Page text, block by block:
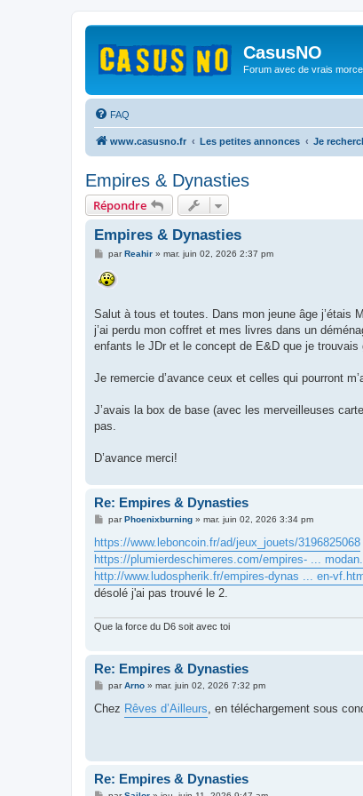
CasusNO
Forum avec de vrais
FAQ
www.casusno.fr Les petites annonces Je
Empires & Dynasties
Répondre
Empires & Dynasties
M
s
s
e
parReahir» mar. juin 02, 2026 2:37 pm
Salut à tous et toutes. Dans mon jeune âge j’étais
j’ai perdu mon coffret et mes livres dans un
enfants le JDr et le concept de E&D que je trouvais
Je remercie d’avance ceux et celles qui pourront
J’avais la box de base (avec les merveilleuses
pas.
D’avance merci!
Re: Empires & Dynasties
M
s
s
a
g
e
parPhoenixburning» mar. juin 02, 2026 3:34 pm
https://www.leboncoin.fr/ad/jeux_jouets/3196825068
https://plumierdeschimeres.com/empires- ...
http://www.ludospherik.fr/empires-dynas ... en-
désolé j'ai pas trouvé le 2.
Que la force du D6 soit avec toi
Re: Empires & Dynasties
M
s
parArno» mar. juin 02, 2026 7:32 pm
Chez Rêves d’Ailleurs, en téléchargement sous
Re: Empires & Dynasties